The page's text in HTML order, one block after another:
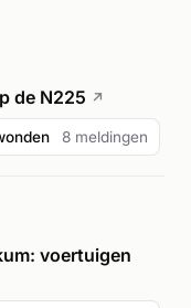
de N225 ↗
8 meldingen
voertuigen